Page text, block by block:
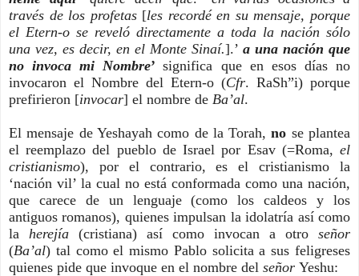
través de los profetas [les recordé en su mensaje, porque
el Etern-o se reveló directamente a toda la nación sólo
una vez, es decir, en el Monte Sinaí.].’ a una nación que
no invoca mi Nombre’significa que en esos días no
invocaron el Nombre del Etern-o (Cfr. RaSh”i) porque
prefirieron [invocar] el nombre de Ba’al.
El mensaje de Yeshayah como de la Torah,no se plantea
el reemplazo del pueblo de Israel por Esav (=Roma, el
cristianismo), por el contrario, es el cristianismo la
‘nación vil’ la cual no está conformada como una nación,
que carece de un lenguaje (como los caldeos y los
antiguos romanos), quienes impulsan la idolatría así como
la herejía (cristiana) así como invocan a otro señor
(Ba’al) tal como el mismo Pablo solicita a sus feligreses
quienes pide que invoque en el nombre del señor Yeshu: